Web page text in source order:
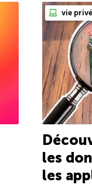
vie
les
les